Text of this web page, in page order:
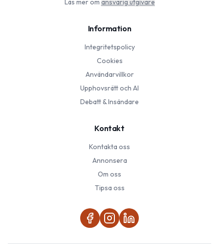
Läs mer om ansvarig utgivare
Information
Integritetspolicy
Cookies
Användarvillkor
Upphovsrätt och AI
Debatt & Insändare
Kontakt
Kontakta oss
Annonsera
Om oss
Tipsa oss